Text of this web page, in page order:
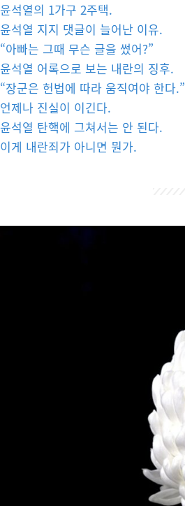
윤석열의 1가구 2주택.
윤석열 지지 댓글이 늘어난 이유.
“아빠는 그때 무슨 글을 썼어?”
윤석열 어록으로 보는 내란의 징후.
“장군은 헌법에 따라 움직여야 한다.”
언제나 진실이 이긴다.
윤석열 탄핵에 그쳐서는 안 된다.
이게 내란죄가 아니면 뭔가.